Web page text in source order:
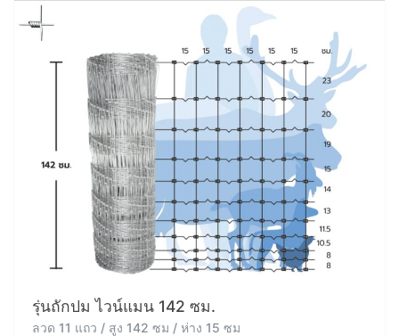
รุ่นถักปม ไวน์แมน 142 ซม.
ลวด 11 แถว / สูง 142 ซม / ห่าง 15 ซม